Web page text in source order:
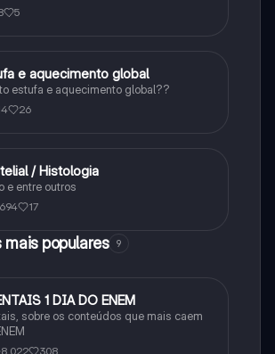
5
e aquecimento global
estufa e aquecimento global??
26
/ Histologia
e entre outros
17
mais populares 9
1 DIA DO ENEM
sobre os conteúdos que mais caem
8,022 308